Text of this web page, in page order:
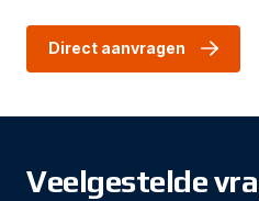
Direct aanvragen
Veelgestelde